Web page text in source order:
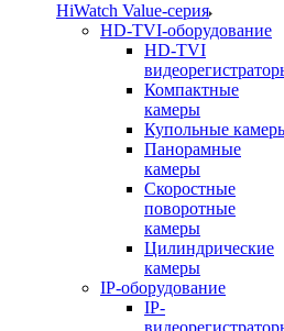
HiWatch Value-серия
HD-TVI-оборудование
HD-TVI
Компактные
камеры
Купольные
Панорамные
камеры
Скоростные
поворотные
камеры
Цилиндрические
камеры
IP-оборудование
IP-